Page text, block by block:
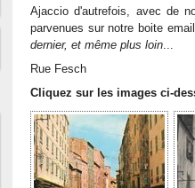
Ajaccio d'autrefois, avec de
parvenues sur notre boite
dernier, et même plus loin...
Rue Fesch
Cliquez sur les images ci-